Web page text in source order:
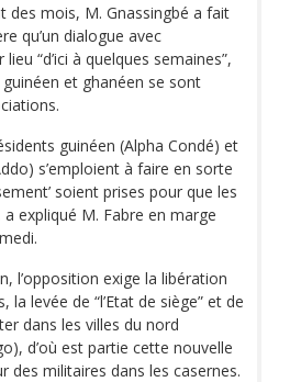
des mois, M. Gnassingbé a fait
qu’un dialogue avec
“d’ici à quelques semaines”,
et ghanéen se sont
guinéen (Alpha Condé) et
s’emploient à faire en sorte
soient prises pour que les
expliqué M. Fabre en marge
l’opposition exige la libération
levée de “l’Etat de siège” et de
dans les villes du nord
d’où est partie cette nouvelle
des militaires dans les casernes.